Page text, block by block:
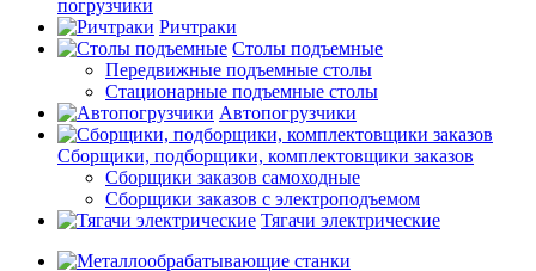
погрузчики
Ричтраки
Столы подъемные
Передвижные подъемные столы
Стационарные подъемные столы
Автопогрузчики
Сборщики, подборщики, комплектовщики заказов
Сборщики заказов самоходные
Сборщики заказов с электроподъемом
Тягачи электрические